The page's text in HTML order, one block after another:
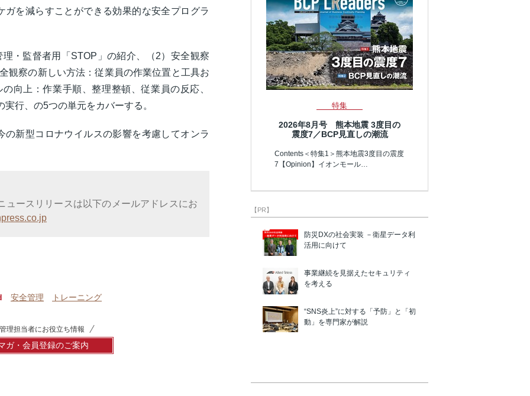
ガを減らすことができる効果的な安全プログラ
・監督者用「STOP」の紹介、（2）安全観察
観察の新しい方法：従業員の作業位置と工具お
向上：作業手順、整理整頓、従業員の反応、
実行、の5つの単元をカバーする。
の新型コロナウイルスの影響を考慮してオンラ
ュースリリースは以下のメールアドレスにお
安全管理 トレーニング
理担当者にお役立ち情報
ガ・会員登録のご案内
特集
2026年8月号 熊本地震 3度目の
震度7／BCP見直しの潮流
Contents＜特集1＞熊本地震3度目の震度
7【Opinion】イオンモール…
【PR】
防災DXの社会実装 －衛星データ利
活用に向けて
事業継続を見据えたセキュリティ
を考える
“SNS炎上”に対する「予防」と「初
動」を専門家が解説